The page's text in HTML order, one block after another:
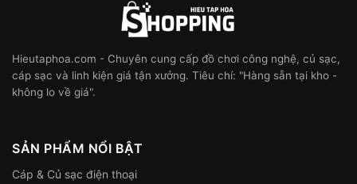
Hieutaphoa.com - Chuyên cung cấp đồ chơi công nghệ, củ sạc,
cáp sạc và linh kiện giá tận xưởng. Tiêu chí: "Hàng sẵn tại kho -
không lo về giá".
SẢN PHẨM NỔI BẬT
Cáp & Củ sạc điện thoại